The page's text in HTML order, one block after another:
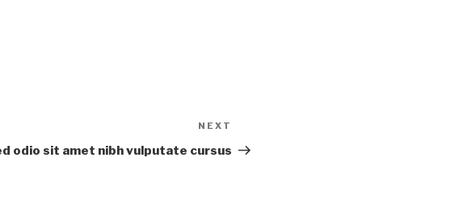
Post
NEXT
odio sit amet nibh vulputate cursus